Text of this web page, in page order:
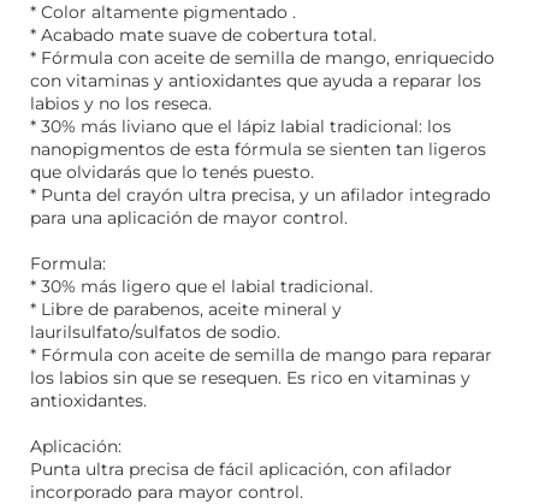
* Color altamente pigmentado .
* Acabado mate suave de cobertura total.
* Fórmula con aceite de semilla de mango, enriquecido
con vitaminas y antioxidantes que ayuda a reparar los
labios y no los reseca.
* 30% más liviano que el lápiz labial tradicional: los
nanopigmentos de esta fórmula se sienten tan ligeros
que olvidarás que lo tenés puesto.
* Punta del crayón ultra precisa, y un afilador integrado
para una aplicación de mayor control.
Formula:
* 30% más ligero que el labial tradicional.
* Libre de parabenos, aceite mineral y
laurilsulfato/sulfatos de sodio.
* Fórmula con aceite de semilla de mango para reparar
los labios sin que se resequen. Es rico en vitaminas y
antioxidantes.
Aplicación:
Punta ultra precisa de fácil aplicación, con afilador
incorporado para mayor control.